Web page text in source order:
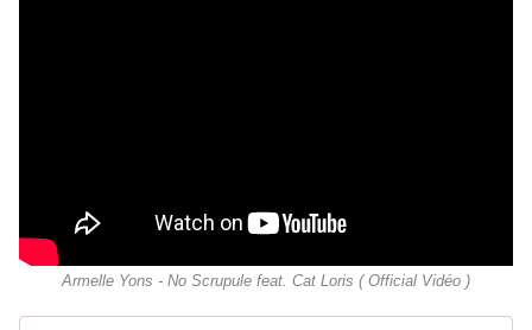
Armelle Yons - No Scrupule feat. Cat Loris ( Official Vidéo )